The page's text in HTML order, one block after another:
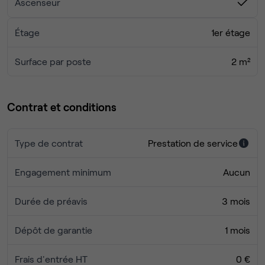
Ascenseur
Étage 1er étage
Surface par poste 2 m²
Contrat et conditions
Type de contrat Prestation de service
Engagement minimum Aucun
Durée de préavis 3 mois
Dépôt de garantie 1 mois
Frais d'entrée HT 0 €